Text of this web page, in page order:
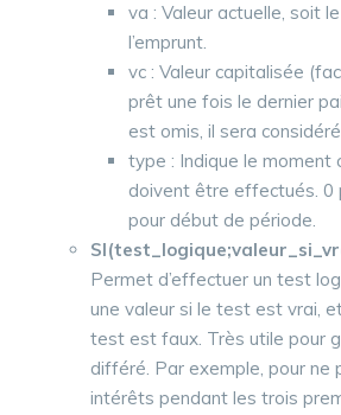
va : Valeur actuelle, soit
l’emprunt.
vc : Valeur capitalisée
prêt une fois le dernier
est omis, il sera
type : Indique le moment
doivent être effectués. 0
pour début de période.
Permet d’effectuer un test
une valeur si le test est vrai,
test est faux. Très utile pour
différé. Par exemple, pour ne
intérêts pendant les trois